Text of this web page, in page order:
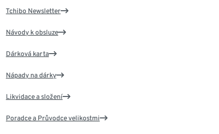
Tchibo Newsletter
Návody k obsluze
Dárková karta
Nápady na dárky
Likvidace a složení
Poradce a Průvodce velikostmi